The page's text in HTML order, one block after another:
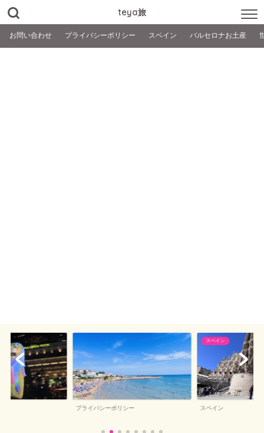
teya旅
お問い合わせ プライバシーポリシー スペイン バルセロナお土産
スペイン
バルセロナお土産
バルセロナお土産